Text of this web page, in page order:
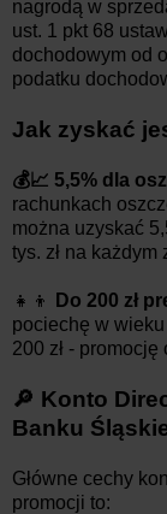
nagrodą w
ust. 1 pkt 68
dochodowym od
podatku
Jak zyskać
💰📈 5,5% dla
rachunkach
można uzyskać
tys. zł na każdym
👧👦 Do 200 zł
pociechę w
200 zł - promocję
🔎 Konto
Banku
Główne cechy
promocji to: